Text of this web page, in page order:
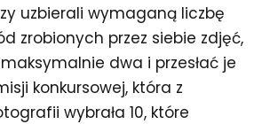
uzbierali wymaganą liczbę
zrobionych przez siebie zdjęć,
dwa i przesłać je
konkursowej, która z
wybrała 10, które